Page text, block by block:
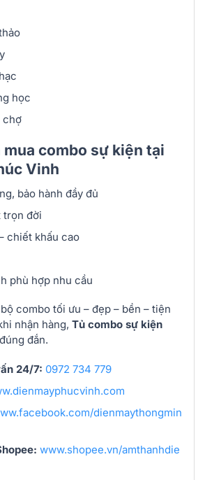
học
chợ
mua combo sự kiện tại
Vinh
bảo hành đầy đủ
trọn đời
chiết khấu cao
phù hợp nhu cầu
combo tối ưu – đẹp – bền – tiện
nhận hàng, Tủ combo sự kiện
đắn.
24/7: 0972 734 779
dienmaythongmin
www.shopee.vn/amthanhdie